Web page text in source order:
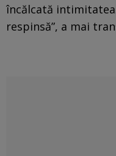
încălcată
respinsă”, a mai